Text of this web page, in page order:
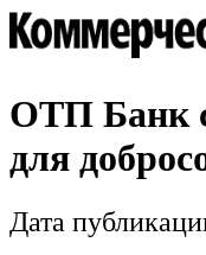
ОТП Банк
для
Дата